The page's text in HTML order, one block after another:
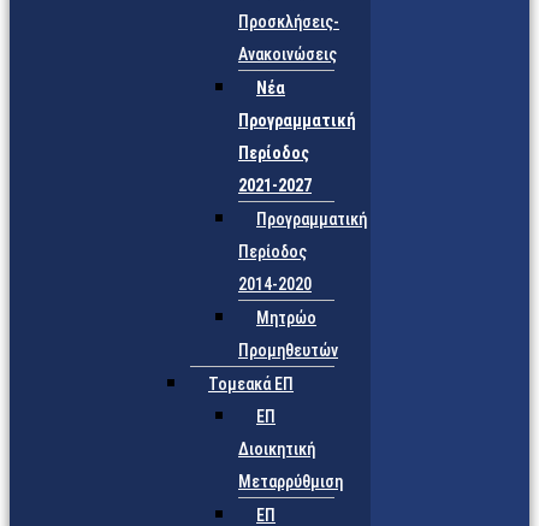
Προσκλήσεις-
Ανακοινώσεις
Νέα
Προγραμματική
Περίοδος
2021-2027
Προγραμματική
Περίοδος
2014-2020
Μητρώο
Προμηθευτών
Τομεακά ΕΠ
ΕΠ
Διοικητική
Μεταρρύθμιση
ΕΠ